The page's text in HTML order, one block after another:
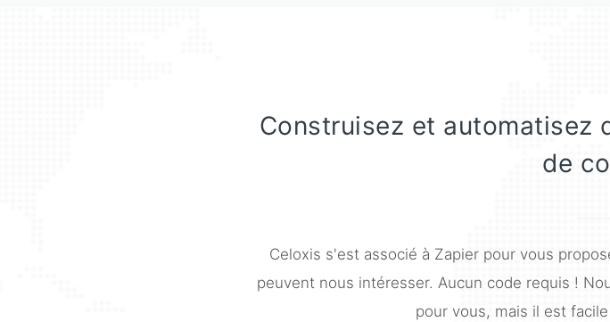
Construisez et automatisez
de
Celoxis s'est associé à Zapier pour vous
peuvent nous intéresser. Aucun code requis !
pour vous, mais il est